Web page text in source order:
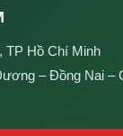
TP Hồ Chí Minh
– Đồng Nai –